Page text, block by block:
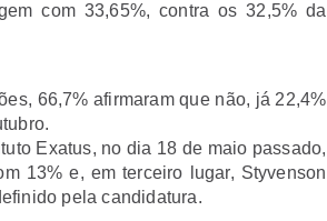
com 33,65%, contra os 32,5% da
66,7% afirmaram que não, já 22,4%
Exatus, no dia 18 de maio passado,
13% e, em terceiro lugar, Styvenson
pela candidatura.